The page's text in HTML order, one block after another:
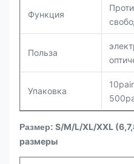
Функция
Польза
Упаковка
Размер: S/M/L/XL/XXL
размеры